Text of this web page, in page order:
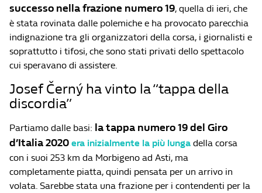
successo nella frazione numero 19, quella di ieri, che
è stata rovinata dalle polemiche e ha provocato parecchia
indignazione tra gli organizzatori della corsa, i giornalisti e
soprattutto i tifosi, che sono stati privati dello spettacolo
cui speravano di assistere.
Josef Černý ha vinto la “tappa della
discordia”
Partiamo dalle basi: la tappa numero 19 del Giro
d’Italia 2020 era inizialmente la più lunga della corsa
con i suoi 253 km da Morbigeno ad Asti, ma
completamente piatta, quindi pensata per un arrivo in
volata. Sarebbe stata una frazione per i contendenti per la